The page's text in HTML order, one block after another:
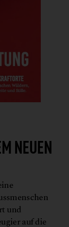
NEUEN
und
auf die